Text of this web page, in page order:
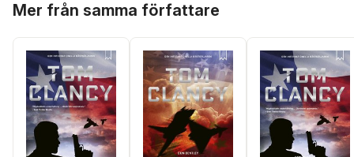
Mer från samma författare